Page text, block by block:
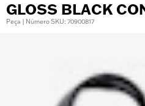
GLOSS BLACK
Peça | Número SKU: 70900817